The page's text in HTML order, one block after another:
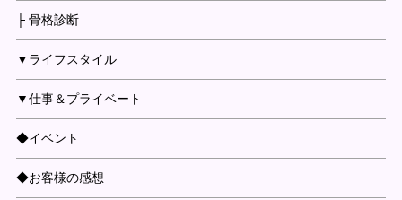
├ 骨格診断
▼ライフスタイル
▼仕事＆プライベート
◆イベント
◆お客様の感想